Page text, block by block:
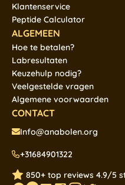
Klantenservice
Peptide Calculator
ALGEMEEN
Hoe te betalen?
Labresultaten
Keuzehulp nodig?
Veelgestelde vragen
Algemene voorwaarden
CONTACT
Info@anabolen.org
+31684901322
850+ top reviews 4.9/5